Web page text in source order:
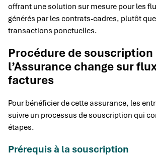
offrant une solution sur mesure pour les
générés par les contrats-cadres, plutôt
transactions ponctuelles.
Procédure de souscription
l’Assurance change sur
factures
Pour bénéficier de cette assurance, les
suivre un processus de souscription qui
étapes.
Prérequis à la souscription